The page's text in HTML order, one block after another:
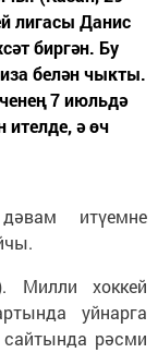
лигасы Данис
биргән. Бу
белән чыкты.
7 июльдә
ителде, ә өч
итүемне
Милли хоккей
уйнарга
сайтында рәсми